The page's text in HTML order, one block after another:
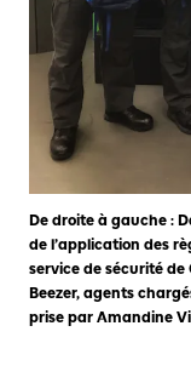
De droite à gauche :
de l’application des
service de sécurité
Beezer, agents
prise par Amandine